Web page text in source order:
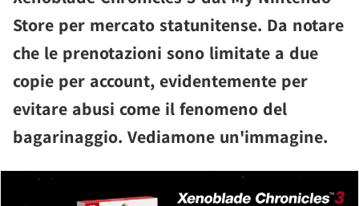
Store per mercato statunitense. Da notare
che le prenotazioni sono limitate a due
copie per account, evidentemente per
evitare abusi come il fenomeno del
bagarinaggio. Vediamone un'immagine.